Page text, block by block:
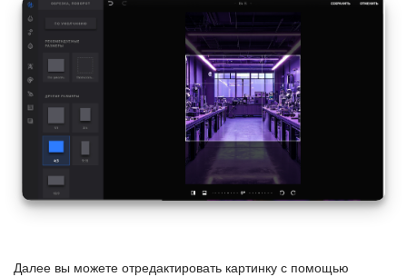
Интернет-магазин
Складской учет
Почта
CRM
Онлайн-запись
Далее вы можете отредактировать картинку с помощью